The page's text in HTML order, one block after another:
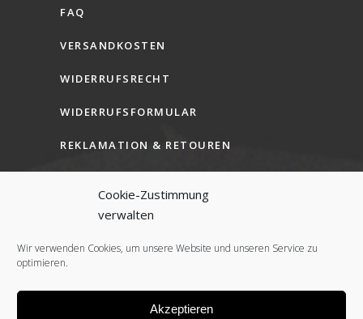
Cookie-Zustimmung
verwalten
Wir verwenden Cookies, um unsere Website und unseren Service zu
optimieren.
Akzeptieren
FAQ
VERSANDKOSTEN
WIDERRUFSRECHT
WIDERRUFSFORMULAR
REKLAMATION & RETOUREN
AGB (B2B)
COOKIE-RICHTLINIE (EU)